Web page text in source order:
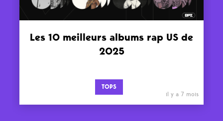
Les 10 meilleurs albums rap US de
2025
TOPS
il y a 7 mois